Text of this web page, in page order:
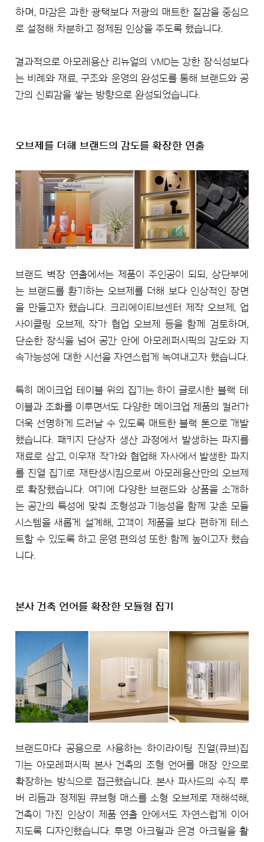
하며, 마감은 과한 광택보다 저광의 매트한 질감을 중심으
로 설정해 차분하고 정제된 인상을 주도록 했습니다.
결과적으로 아모레용산 리뉴얼의 VMD는 강한 장식성보다
는 비례와 재료, 구조와 운영의 완성도를 통해 브랜드와 공
간의 신뢰감을 쌓는 방향으로 완성되었습니다.
오브제를 더해 브랜드의 감도를 확장한 연출
브랜드 벽장 연출에서는 제품이 주인공이 되되, 상단부에
는 브랜드를 환기하는 오브제를 더해 보다 인상적인 장면
을 만들고자 했습니다. 크리에이티브센터 제작 오브제, 업
사이클링 오브제, 작가 협업 오브제 등을 함께 검토하며,
단순한 장식을 넘어 공간 안에 아모레퍼시픽의 감도와 지
속가능성에 대한 시선을 자연스럽게 녹여내고자 했습니다.
특히 메이크업 테이블 위의 집기는 하이 글로시한 블랙 테
이블과 조화를 이루면서도 다양한 메이크업 제품의 컬러가
더욱 선명하게 드러날 수 있도록 매트한 블랙 톤으로 개발
했습니다. 패키지 단상자 생산 과정에서 발생하는 파지를
재료로 삼고, 이우재 작가와 협업해 자사에서 발생한 파지
를 진열 집기로 재탄생시킴으로써 아모레용산만의 오브제
로 확장했습니다. 여기에 다양한 브랜드와 상품을 소개하
는 공간의 특성에 맞춰 조형성과 기능성을 함께 갖춘 모듈
시스템을 새롭게 설계해, 고객이 제품을 보다 편하게 테스
트할 수 있도록 하고 운영 편의성 또한 함께 높이고자 했습
니다.
본사 건축 언어를 확장한 모듈형 집기
브랜드마다 공용으로 사용하는 하이라이팅 진열(큐브)집
기는 아모레퍼시픽 본사 건축의 조형 언어를 매장 안으로
확장하는 방식으로 접근했습니다. 본사 파사드의 수직 루
버 리듬과 정제된 큐브형 매스를 소형 오브제로 재해석해,
건축이 가진 인상이 제품 연출 안에서도 자연스럽게 이어
지도록 디자인했습니다. 투명 아크릴과 은경 아크릴을 활